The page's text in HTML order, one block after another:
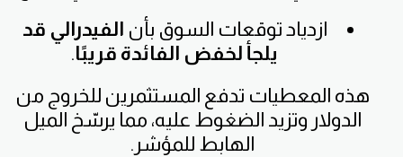
ازدياد توقعات السوق بأن الفيدرالي قد
يلجأ لخفض الفائدة قريبًا.
هذه المعطيات تدفع المستثمرين للخروج من
الدولار وتزيد الضغوط عليه، مما يرسّخ الميل
الهابط للمؤشر.